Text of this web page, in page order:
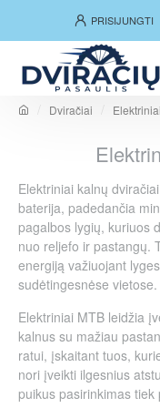
PRISIJUNGTI
Dviračiai Elektriniai
Elektriniai kalnų
baterija, padedančia
pagalbos lygių, kuriuos
nuo reljefo ir pastangų.
energiją važiuojant
sudėtingesnėse vietose.
Elektriniai MTB leidžia
kalnus su mažiau
ratui, įskaitant tuos,
nori įveikti ilgesnius
puikus pasirinkimas